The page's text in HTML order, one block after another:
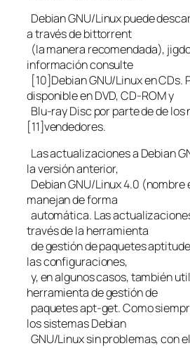
Debian GNU/Linux puede
a través de bittorrent
(la manera recomendada),
información consulte
[10]Debian GNU/Linux en CDs.
disponible en DVD, CD-ROM y
Blu-ray Disc por parte de de los
[11]vendedores.
Las actualizaciones a Debian
la versión anterior,
Debian GNU/Linux 4.0 (nombre
manejan de forma
automática. Las
través de la herramienta
de gestión de paquetes
las configuraciones,
y, en algunos casos, también
herramienta de gestión de
paquetes apt-get. Como
los sistemas Debian
GNU/Linux sin problemas, con